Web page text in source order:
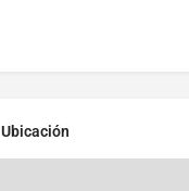
Ubicación